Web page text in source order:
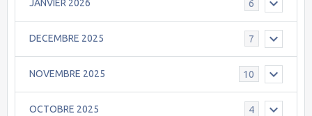
JANVIER 2026 6
DECEMBRE 2025 7
NOVEMBRE 2025 10
OCTOBRE 2025 4